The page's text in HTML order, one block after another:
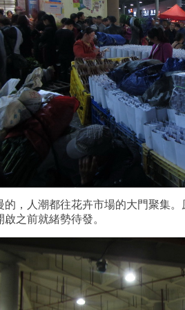
的，人潮都往花卉市場的大門聚集
啟之前就緒勢待發。